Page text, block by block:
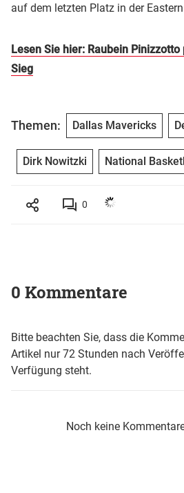
auf dem letzten Platz in der
Lesen Sie hier: Raubein Pinizzotto
Sieg
Themen: Dallas Mavericks
Dirk Nowitzki National
0
0 Kommentare
Bitte beachten Sie, dass die
Artikel nur 72 Stunden nach
Verfügung steht.
Noch keine